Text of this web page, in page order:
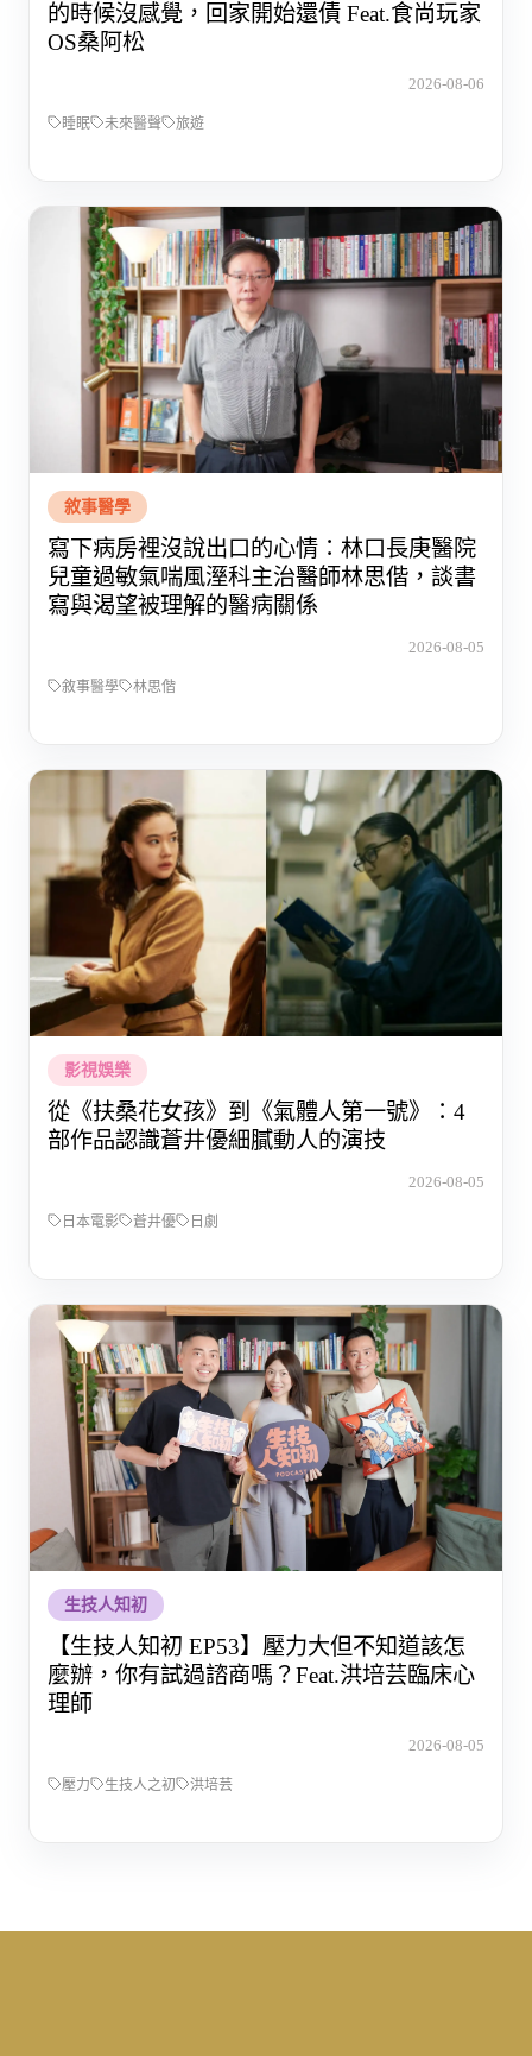
的時候沒感覺，回家開始還債 Feat.食尚玩家
OS桑阿松
2026-08-06
睡眠 未來醫聲 旅遊
敘事醫學
寫下病房裡沒說出口的心情：林口長庚醫院
兒童過敏氣喘風溼科主治醫師林思偕，談書
寫與渴望被理解的醫病關係
2026-08-05
敘事醫學 林思偕
影視娛樂
從《扶桑花女孩》到《氣體人第一號》：4
部作品認識蒼井優細膩動人的演技
2026-08-05
日本電影 蒼井優 日劇
生技人知初
【生技人知初 EP53】壓力大但不知道該怎
麼辦，你有試過諮商嗎？Feat.洪培芸臨床心
理師
2026-08-05
壓力 生技人之初 洪培芸